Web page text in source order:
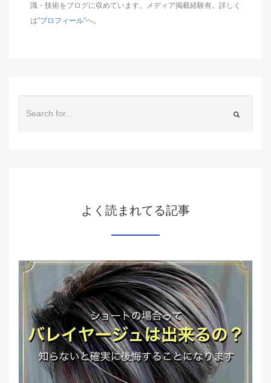
識・技術をブログに収めています。メディア掲載経験有。詳しく
は"プロフィール"へ。
よく読まれてる記事